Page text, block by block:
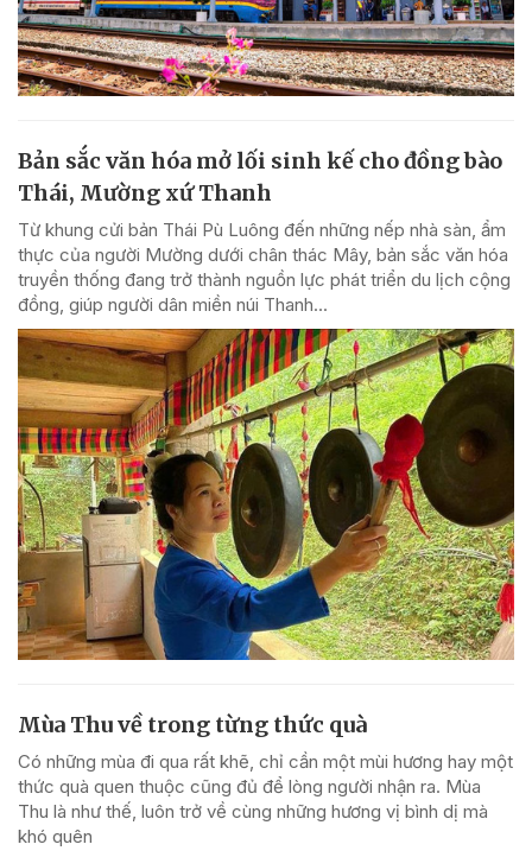
Bản sắc văn hóa mở lối sinh kế cho đồng bào
Thái, Mường xứ Thanh
Từ khung cửi bản Thái Pù Luông đến những nếp nhà sàn, ẩm
thực của người Mường dưới chân thác Mây, bản sắc văn hóa
truyền thống đang trở thành nguồn lực phát triển du lịch cộng
đồng, giúp người dân miền núi Thanh...
Mùa Thu về trong từng thức quà
Có những mùa đi qua rất khẽ, chỉ cần một mùi hương hay một
thức quà quen thuộc cũng đủ để lòng người nhận ra. Mùa
Thu là như thế, luôn trở về cùng những hương vị bình dị mà
khó quên